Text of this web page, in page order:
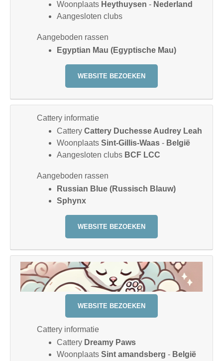
Woonplaats Heythuysen - Nederland
Aangesloten clubs
Aangeboden rassen
Egyptian Mau (Egyptische Mau)
WEBSITE BEZOEKEN
Cattery informatie
Cattery Cattery Duchesse Audrey Leah
Woonplaats Sint-Gillis-Waas- België
Aangesloten clubs BCF LCC
Aangeboden rassen
Russian Blue (Russisch Blauw)
Sphynx
WEBSITE BEZOEKEN
WEBSITE BEZOEKEN
Cattery informatie
Cattery Dreamy Paws
Woonplaats Sint amandsberg - België